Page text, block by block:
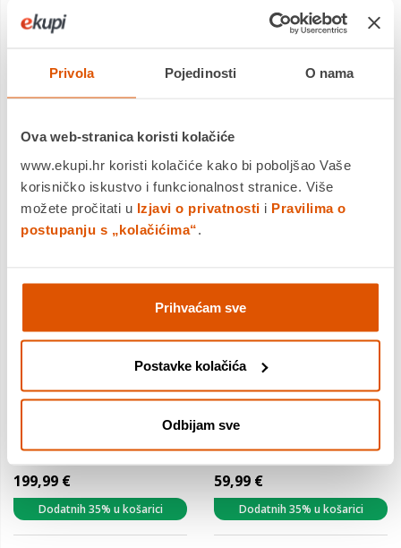
Privola Pojedinosti O nama
Ova web-stranica koristi kolačiće
www.ekupi.hr koristi kolačiće kako bi poboljšao Vaše
korisničko iskustvo i funkcionalnost stranice. Više
možete pročitati u Izjavi o privatnosti i Pravilima o
postupanju s „kolačićima“
Prihvaćam sve
Postavke kolačića
Odbijam sve
Jamstvo: 2 god
Povrat robe moguć unutar 14
Jamstvo: 2 god
Povrat robe moguć unutar 14
naglavne slušalice, ANC,
crne (WHULT900NB.CE7)
199,99 €
Dodatnih 35% u košarici
Ear slušalice, crne
(WFC510B.CE7)
59,99 €
Dodatnih 35% u košarici